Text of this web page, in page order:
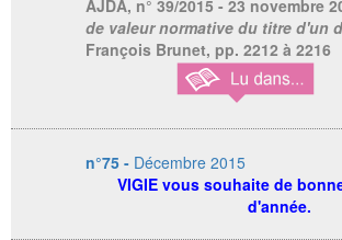
AJDA, n° 39/2015 - 23 novembre
de valeur normative du titre d'un
François Brunet, pp. 2212 à 2216
n°75 - Décembre 2015
VIGIE vous souhaite de
d'année.